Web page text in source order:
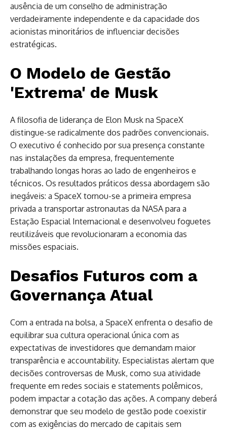
ausência de um conselho de administração
verdadeiramente independente e da capacidade dos
acionistas minoritários de influenciar decisões
estratégicas.
O Modelo de Gestão
'Extrema' de Musk
A filosofia de liderança de Elon Musk na SpaceX
distingue-se radicalmente dos padrões convencionais.
O executivo é conhecido por sua presença constante
nas instalações da empresa, frequentemente
trabalhando longas horas ao lado de engenheiros e
técnicos. Os resultados práticos dessa abordagem são
inegáveis: a SpaceX tornou-se a primeira empresa
privada a transportar astronautas da NASA para a
Estação Espacial Internacional e desenvolveu foguetes
reutilizáveis que revolucionaram a economia das
missões espaciais.
Desafios Futuros com a
Governança Atual
Com a entrada na bolsa, a SpaceX enfrenta o desafio de
equilibrar sua cultura operacional única com as
expectativas de investidores que demandam maior
transparência e accountability. Especialistas alertam que
decisões controversas de Musk, como sua atividade
frequente em redes sociais e statements polêmicos,
podem impactar a cotação das ações. A company deberá
demonstrar que seu modelo de gestão pode coexistir
com as exigências do mercado de capitais sem